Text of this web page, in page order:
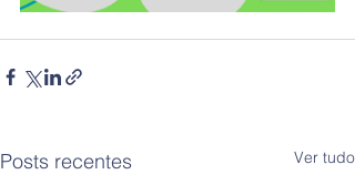
Posts recentes Ver tudo